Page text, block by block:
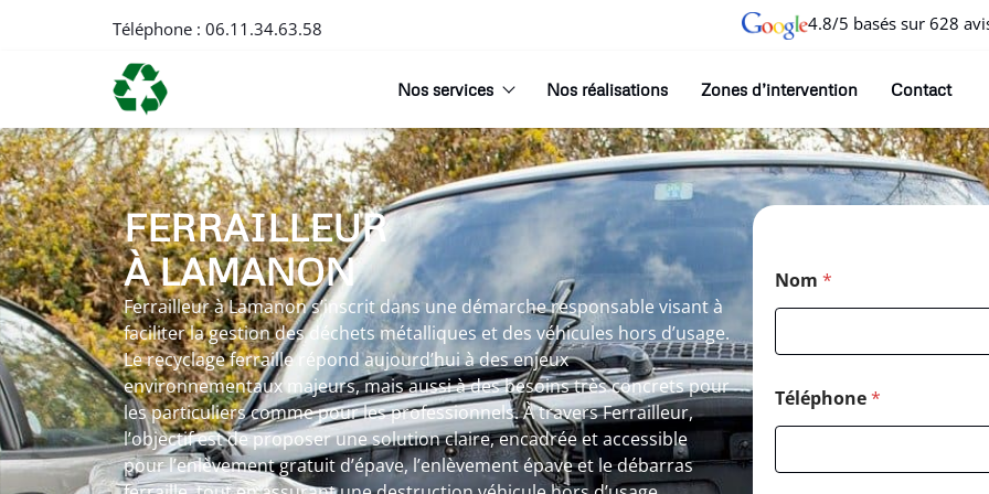
Téléphone : 06.11.34.63.58 4.8/5 basés sur 628
Nos services Nos réalisations Zones d’intervention Contact
FERRAILLEUR
À LAMANON
Ferrailleur à Lamanon s’inscrit dans une démarche responsable visant à
faciliter la gestion des déchets métalliques et des véhicules hors d’usage.
Le recyclage ferraille répond aujourd’hui à des enjeux
environnementaux majeurs, mais aussi à des besoins très concrets pour
les particuliers comme pour les professionnels. À travers Ferrailleur,
l’objectif est de proposer une solution claire, encadrée et accessible
pour l’enlèvement gratuit d’épave, l’enlèvement épave et le débarras
Nom *
Téléphone*